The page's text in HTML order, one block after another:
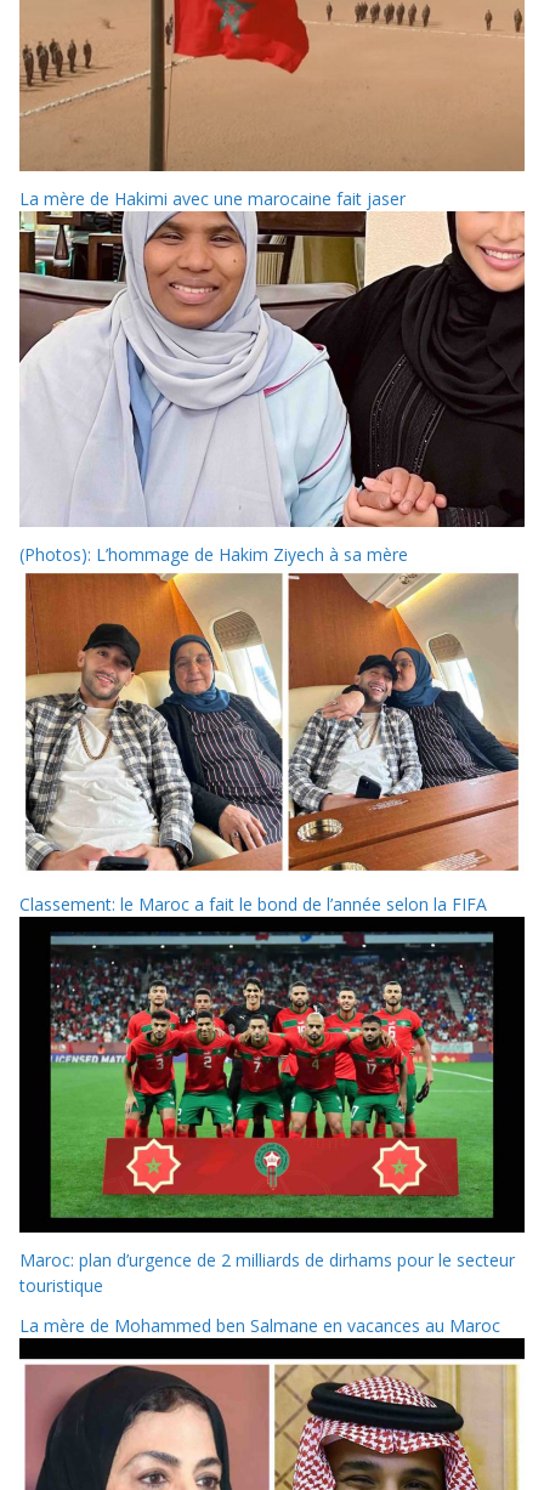
La mère de Hakimi avec une marocaine fait jaser
(Photos): L’hommage de Hakim Ziyech à sa mère
Classement: le Maroc a fait le bond de l’année selon la FIFA
Maroc: plan d’urgence de 2 milliards de dirhams pour le secteur
touristique
La mère de Mohammed ben Salmane en vacances au Maroc